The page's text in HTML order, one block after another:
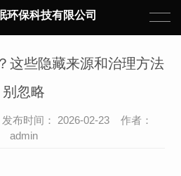
环保科技有限公司
这些隐藏来源和治理方法
别忽略
布时间： 2026-02-23 作者：
admin